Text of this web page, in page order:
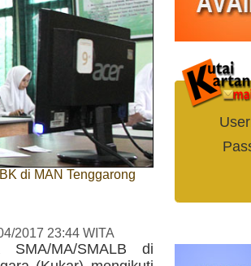
di MAN Tenggarong
2017 23:44 WITA
MA/SMALB di